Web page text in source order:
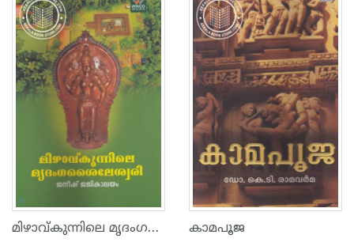
മിഴാവ്കുന്നിലെ മൃദംഗശൈലേശ്വരി കാമപൂജ